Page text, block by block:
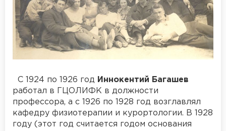
С 1924 по 1926 год Иннокентий Багашев
работал в ГЦОЛИФК в должности
профессора, а с 1926 по 1928 год возглавлял
кафедру физиотерапии и курортологии. В 1928
году (этот год считается годом основания